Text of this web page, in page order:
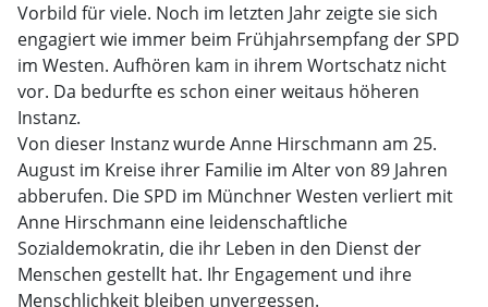
Vorbild für viele. Noch im letzten Jahr zeigte sie sich
engagiert wie immer beim Frühjahrsempfang der SPD
im Westen. Aufhören kam in ihrem Wortschatz nicht
vor. Da bedurfte es schon einer weitaus höheren
Instanz.
Von dieser Instanz wurde Anne Hirschmann am 25.
August im Kreise ihrer Familie im Alter von 89 Jahren
abberufen. Die SPD im Münchner Westen verliert mit
Anne Hirschmann eine leidenschaftliche
Sozialdemokratin, die ihr Leben in den Dienst der
Menschen gestellt hat. Ihr Engagement und ihre
Menschlichkeit bleiben unvergessen.